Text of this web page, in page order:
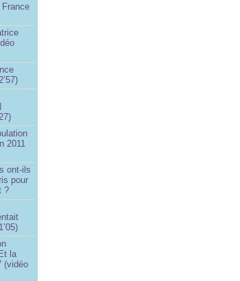
2011
ont-ils
pour
?
la
(vidéo